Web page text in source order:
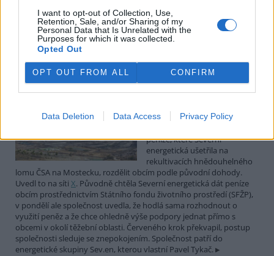
I want to opt-out of Collection, Use,
Retention, Sale, and/or Sharing of my
Personal Data that Is Unrelated with the
Purposes for which it was collected.
Opted Out
OPT OUT FROM ALL CONFIRM
Data Deletion Data Access Privacy Policy
Povodí Labe. Organizace ale požadavek odmítla s tím, že údržbu
dělala už v červnu a další zásah v tuto chvíli neplánuje, zjistila ČTK.
Červený chce peníze ušetřené za rekultivaci rozdělit
obcím podle původní dohody
5.8.2026 01:29 (ČTK)
Ministr životního prostředí
peníze, které Severní
energetická ušetřila na
rekultivacích hnědouhelného
lomu ČSA na Mostecku, rozdělit obcím podle původní dohody.
Uvedl to na síti X. Původně chtěla Severní energetická dát peníze
obcím prostřednictvím Státního fondu životního prostředí (SFŽP),
v pondělí ale společnost uvedla, že hodlá sama rozhodnout o
využití peněz a že chce ohledně výše podpory jednat přímo s
obcemi v okolí těžební oblasti. Červeného krok překvapil, postup
společnosti sleduje se znepokojením. Společnost patří do
energetické skupiny Sev.en, kterou vlastní Pavel Tykač.